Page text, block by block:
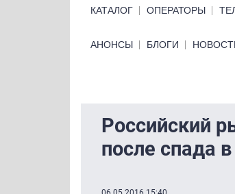
КАТАЛОГ ОПЕРАТОРЫ
Primary links bottom
АНОНСЫ БЛОГИ
Российский
после спада